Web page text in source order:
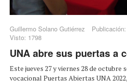
Guillermo Solano Gutiérrez
Visto: 1798
UNA abre sus puertas a
Este jueves 27 y viernes 28 de octubre
vocacional Puertas Abiertas UNA